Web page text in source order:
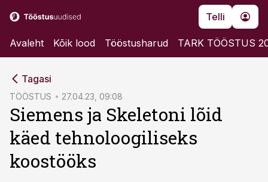
Telli
Avaleht Kõik lood Tööstusharud TARK TÖÖSTUS
Tagasi
TÖÖSTUS 27.04.23, 09:08
Siemens ja Skeletoni lõid
käed tehnoloogiliseks
koostööks